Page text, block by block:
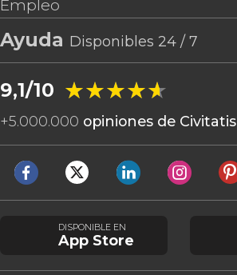
Empleo
Ayuda Disponibles 24 / 7
9,1/10 ★★★★★
★★★★★
+5.000.000 opiniones de Civitatis
DISPONIBLE EN
App Store